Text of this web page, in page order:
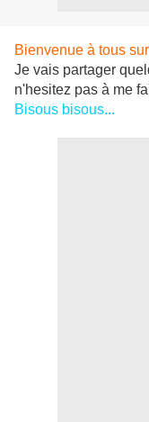
Bienvenue à tous
Je vais partager
n'hesitez pas à me
Bisous bisous...